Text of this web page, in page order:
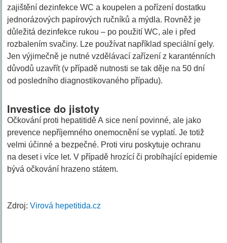
zajištění dezinfekce WC a koupelen a pořízení dostatku
jednorázových papírových ručníků a mýdla. Rovněž je
důležitá dezinfekce rukou – po použití WC, ale i před
rozbalením svačiny. Lze používat například speciální gely.
Jen výjimečně je nutné vzdělávací zařízení z karanténních
důvodů uzavřít (v případě nutnosti se tak děje na 50 dní
od posledního diagnostikovaného případu).
Investice do jistoty
Očkování proti hepatitidě A sice není povinné, ale jako
prevence nepříjemného onemocnění se vyplatí. Je totiž
velmi účinné a bezpečné. Proti viru poskytuje ochranu
na deset i více let. V případě hrozící či probíhající epidemie
bývá očkování hrazeno státem.
Zdroj:Virová hepetitida.cz